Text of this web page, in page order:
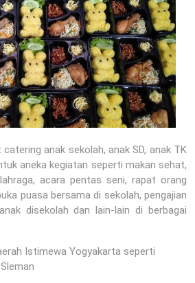
anak sekolah, anak SD, anak TK
aneka kegiatan seperti makan sehat,
acara pentas seni, rapat orang
puasa bersama di sekolah, pengajian
disekolah dan lain-lain di berbagai
Istimewa Yogyakarta seperti